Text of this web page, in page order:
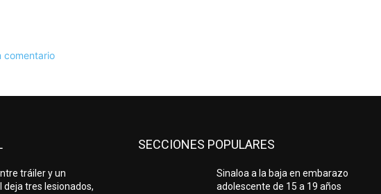
comentario
tráiler y un
deja tres lesionados,
SECCIONES POPULARES
Sinaloa a la baja en embarazo
adolescente de 15 a 19 años